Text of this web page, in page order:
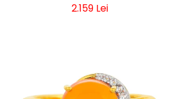
Preț obișnuit
2.159 Lei